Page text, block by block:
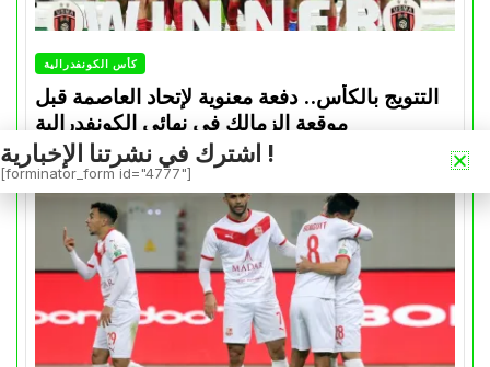
كأس الكونفدرالية
التتويج بالكأس.. دفعة معنوية لإتحاد العاصمة قبل
موقعة الزمالك في نهائي الكونفدرالية
Avril 30, 2026 اشترك في نشرتنا الإخبارية !
[forminator_form id="4777"]